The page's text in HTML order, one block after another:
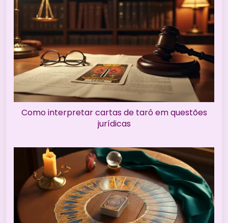
Como interpretar cartas de tarô em questões
jurídicas